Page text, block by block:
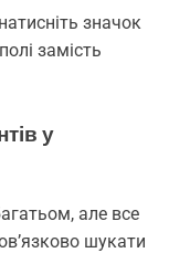
значок
замість
у
але все
шукати